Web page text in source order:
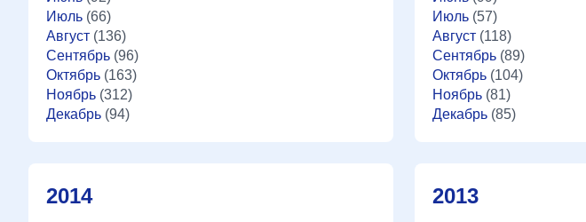
Июль (66)
Август (136)
Сентябрь (96)
Октябрь (163)
Ноябрь (312)
Декабрь (94)
Июль(57)
Август(118)
Сентябрь(89)
Октябрь(104)
Ноябрь(81)
Декабрь(85)
2014 2013